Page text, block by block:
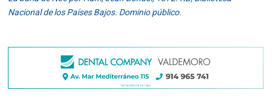
Nacional de los Países Bajos. Dominio público.